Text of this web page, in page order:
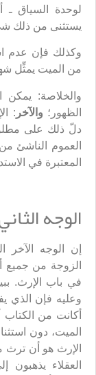
لوحدة السياق ـ
يستثنى من ذلك
وكذلك فإن عدم
من الميت يمثِّل
والخلاصة: يمكن
الظهور؛ والآخر :
دلّ ذلك على
العموم الناشئ
المعتبرة في
الوجه
إن الوجه
الزوجة من جميع
في باب الإرث.
وعليه فإن الذي
أكانت من الكتاب
الميت، دون
الإرث هو أن
العقلاء